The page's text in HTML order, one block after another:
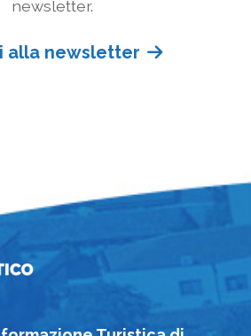
newsletter.
alla newsletter